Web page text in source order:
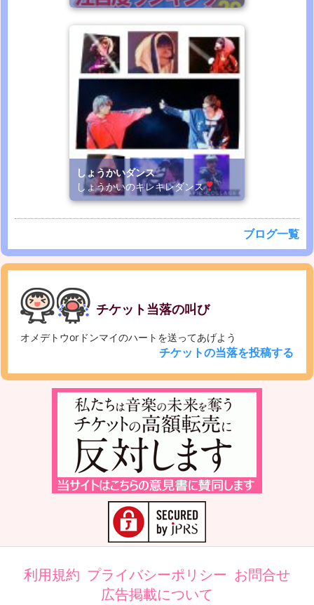
しょうかいダンス
しょうかいのキレキレダンス
ブログ一覧
チケット当落の叫び
オメデトウorドンマイのハートを送ってあげよう
チケットの当落を投稿する
利用規約 プライバシーポリシー お問合せ
広告掲載について